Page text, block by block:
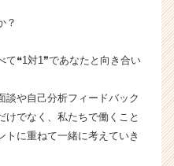
？
て❝1対1❞であなたと向き合い
談や自己分析フィードバック
けでなく、私たちで働くこと
トに重ねて一緒に考えていき